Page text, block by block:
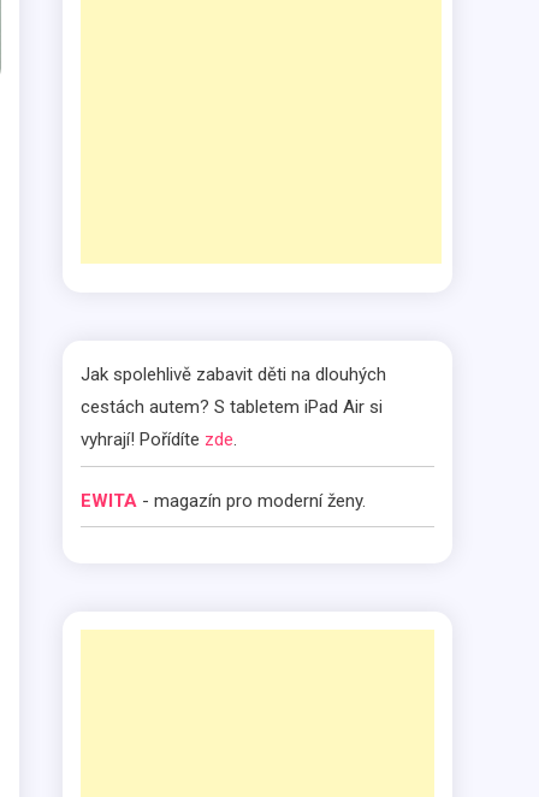
Jak spolehlivě zabavit děti na dlouhých
cestách autem? S tabletem iPad Air si
vyhrají! Pořídíte zde.
EWITA - magazín pro moderní ženy.